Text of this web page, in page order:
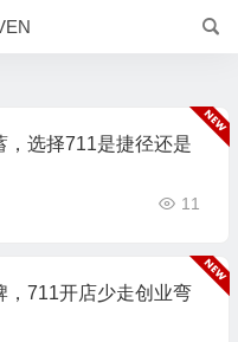
，选择711是捷径还是
11
711开店少走创业弯